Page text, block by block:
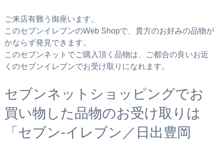
ご来店有難う御座います。
このセブンイレブンのWeb Shopで、貴方のお好みの品物が
かならず発見できます。
このセブンネットでご購入頂く品物は、ご都合の良いお近
くのセブンイレブンでお受け取りになれます。
セブンネットショッピングでお
買い物した品物のお受け取りは
「セブン‐イレブン／日出豊岡